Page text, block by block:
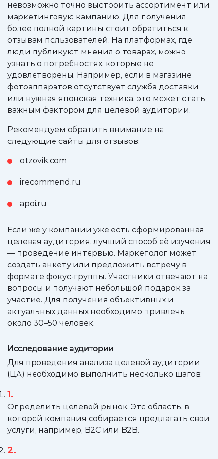
невозможно точно выстроить ассортимент или
маркетинговую кампанию. Для получения
более полной картины стоит обратиться к
отзывам пользователей. На платформах, где
люди публикуют мнения о товарах, можно
узнать о потребностях, которые не
удовлетворены. Например, если в магазине
фотоаппаратов отсутствует служба доставки
или нужная японская техника, это может стать
важным фактором для целевой аудитории.
Рекомендуем обратить внимание на
следующие сайты для отзывов:
otzovik.com
irecommend.ru
apoi.ru
Если же у компании уже есть сформированная
целевая аудитория, лучший способ её изучения
— проведение интервью. Маркетолог может
создать анкету или предложить встречу в
формате фокус-группы. Участники отвечают на
вопросы и получают небольшой подарок за
участие. Для получения объективных и
актуальных данных необходимо привлечь
около 30–50 человек.
Исследование аудитории
Для проведения анализа целевой аудитории
(ЦА) необходимо выполнить несколько шагов:
Определить целевой рынок. Это область, в
которой компания собирается предлагать свои
услуги, например, B2C или B2B.